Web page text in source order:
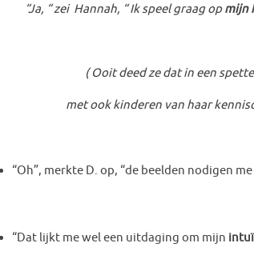
“Ja, “ zei Hannah, “ Ik speel graag opmijn
( Ooit deed ze dat in een
met ook kinderen van haar
“Oh”, merkte D. op, “de beelden nodigen
“Dat lijkt me wel een uitdaging om mijn